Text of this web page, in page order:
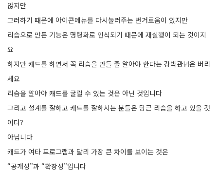
않지만
그러하기 때문에 아이콘메뉴를 다시눌러주는 번거로움이 있지만
리습으로 만든 기능은 명령화로 인식되기 때문에 재실행이 되는 것이지
요
하지만 캐드를 하면서 꼭 리습을 만들 줄 알아야 한다는 강박관념은 버리
세요
리습을 알아야 캐드를 굴릴 수 있는 것은 아닌 것입니다
그리고 설계를 잘하고 캐드를 잘하시는 분들은 당근 리습을 하고 있을 것
이다?
아닙니다
캐드가 여타 프로그램과 달리 가장 큰 차이를 보이는 것은
“공개성”과 “확장성”입니다